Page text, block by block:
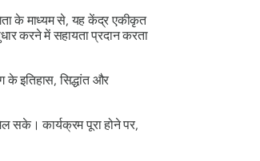
के माध्यम से, यह केंद्र एकीकृत
करने में सहायता प्रदान करता
के इतिहास, सिद्धांत और
सके। कार्यक्रम पूरा होने पर,